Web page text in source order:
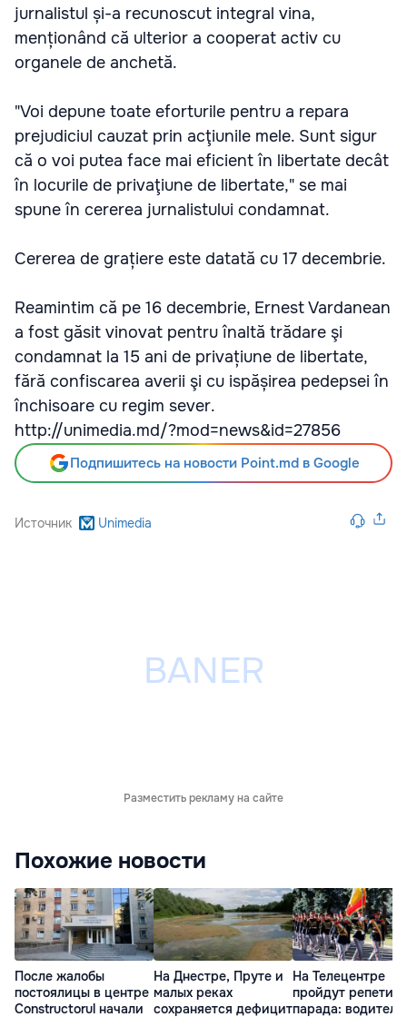
jurnalistul și-a recunoscut integral vina,
menționând că ulterior a cooperat activ cu
organele de anchetă.
"Voi depune toate eforturile pentru a repara
prejudiciul cauzat prin acţiunile mele. Sunt sigur
că o voi putea face mai eficient în libertate decât
în locurile de privaţiune de libertate," se mai
spune în cererea jurnalistului condamnat.
Cererea de grațiere este datată cu 17 decembrie.
Reamintim că pe 16 decembrie, Ernest Vardanean
a fost găsit vinovat pentru înaltă trădare şi
condamnat la 15 ani de privațiune de libertate,
fără confiscarea averii şi cu ispășirea pedepsei în
închisoare cu regim sever.
http://unimedia.md/?mod=news&id=27856
Подпишитесь на новости Point.md в Google
Источник Unimedia
Разместить рекламу на сайте
Похожие новости
После жалобы
постоялицы в центре
Constructorul начали
На Днестре, Пруте и
малых реках
сохраняется дефицит
На Телецентре
пройдут
парада: